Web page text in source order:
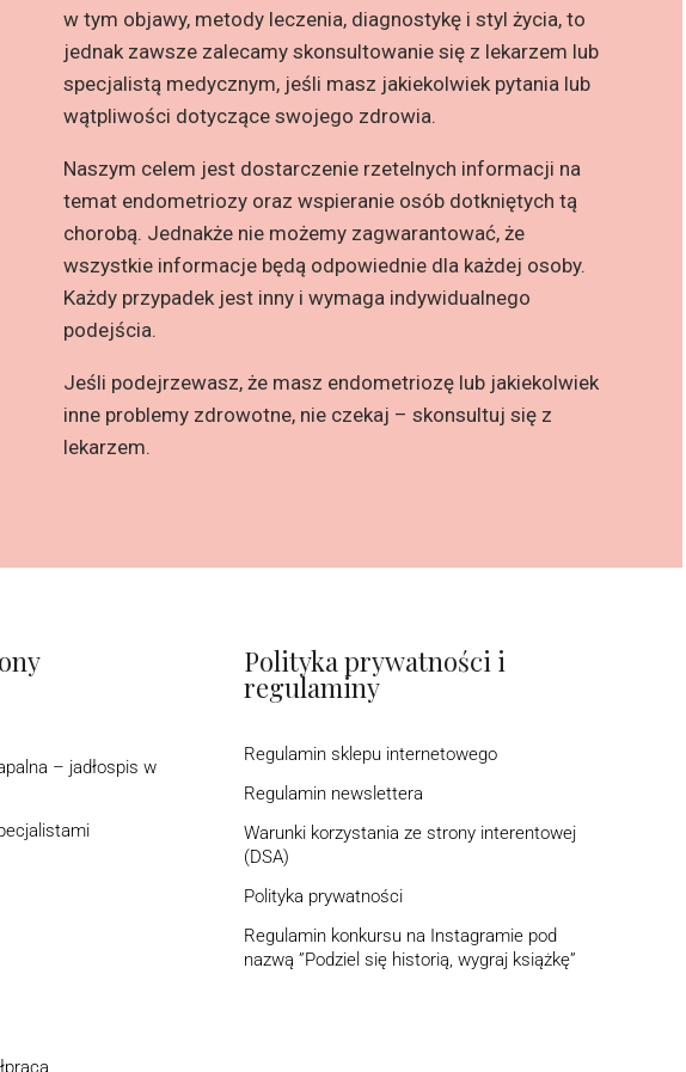
w tym objawy, metody leczenia, diagnostykę i styl życia, to
jednak zawsze zalecamy skonsultowanie się z lekarzem lub
specjalistą medycznym, jeśli masz jakiekolwiek pytania lub
wątpliwości dotyczące swojego zdrowia.
Naszym celem jest dostarczenie rzetelnych informacji na
temat endometriozy oraz wspieranie osób dotkniętych tą
chorobą. Jednakże nie możemy zagwarantować, że
wszystkie informacje będą odpowiednie dla każdej osoby.
Każdy przypadek jest inny i wymaga indywidualnego
podejścia.
Jeśli podejrzewasz, że masz endometriozę lub jakiekolwiek
inne problemy zdrowotne, nie czekaj – skonsultuj się z
lekarzem.
– jadłospis w
Polityka prywatności i
regulaminy
Regulamin sklepu internetowego
Regulamin newslettera
Warunki korzystania ze strony interentowej
(DSA)
Polityka prywatności
Regulamin konkursu na Instagramie pod
nazwą ”Podziel się historią, wygraj książkę”